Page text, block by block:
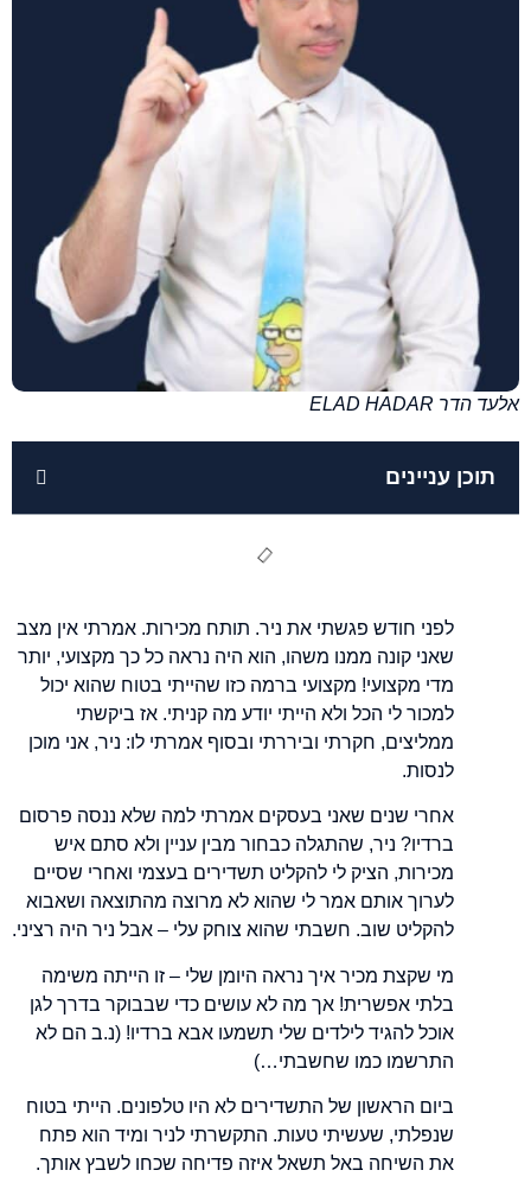
אלעד הדר ELAD HADAR
תוכן עניינים
לפני חודש פגשתי את ניר. תותח מכירות. אמרתי אין מצב
שאני קונה ממנו משהו, הוא היה נראה כל כך מקצועי, יותר
מדי מקצועי! מקצועי ברמה כזו שהייתי בטוח שהוא יכול
למכור לי הכל ולא הייתי יודע מה קניתי. אז ביקשתי
ממליצים, חקרתי וביררתי ובסוף אמרתי לו: ניר, אני מוכן
לנסות.
אחרי שנים שאני בעסקים אמרתי למה שלא ננסה פרסום
ברדיו? ניר, שהתגלה כבחור מבין עניין ולא סתם איש
מכירות, הציק לי להקליט תשדירים בעצמי ואחרי שסיים
לערוך אותם אמר לי שהוא לא מרוצה מהתוצאה ושאבוא
להקליט שוב. חשבתי שהוא צוחק עלי – אבל ניר היה רציני.
מי שקצת מכיר איך נראה היומן שלי – זו הייתה משימה
בלתי אפשרית! אך מה לא עושים כדי שבבוקר בדרך לגן
אוכל להגיד לילדים שלי תשמעו אבא ברדיו! (נ.ב הם לא
התרשמו כמו שחשבתי…)
ביום הראשון של התשדירים לא היו טלפונים. הייתי בטוח
שנפלתי, שעשיתי טעות. התקשרתי לניר ומיד הוא פתח
את השיחה באל תשאל איזה פדיחה שכחו לשבץ אותך.